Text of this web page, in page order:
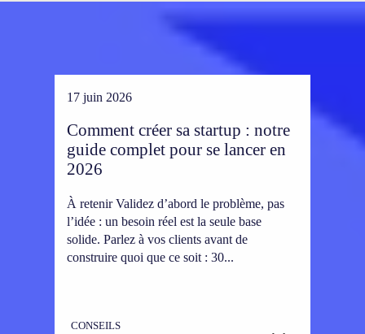
17 juin 2026
Comment créer sa startup : notre
guide complet pour se lancer en
2026
À retenir Validez d’abord le problème, pas
l’idée : un besoin réel est la seule base
solide. Parlez à vos clients avant de
construire quoi que ce soit : 30...
CONSEILS